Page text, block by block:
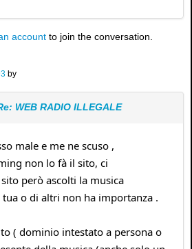
account to join the conversation.
by
WEB RADIO ILLEGALE
male e me ne scuso ,
non lo fà il sito, ci
però ascolti la musica
tua o di altri non ha importanza .
( dominio intestato a persona o